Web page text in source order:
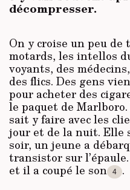
décompresser.
On y croise un peu
motards, les intellos
voyants, des
des flics. Des gens
pour acheter des
le paquet de
sait y faire avec les
jour et de la nuit. Elle
soir, un jeune a
transistor sur
et il a coupé le son
4 .